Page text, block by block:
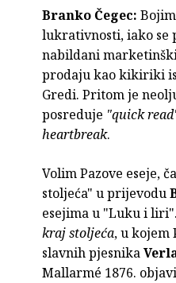
Branko Čegec:
lukrativnosti, iako se
nabildani
prodaju kao kikiriki
Gredi. Pritom je
posreduje "quick
heartbreak.
Volim Pazove eseje,
stoljeća" u prijevodu
esejima u "Luku i
kraj stoljeća, u kojem
slavnih pjesnika
Mallarmé 1876.